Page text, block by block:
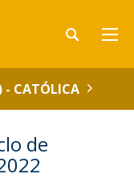
- CATÓLICA
de